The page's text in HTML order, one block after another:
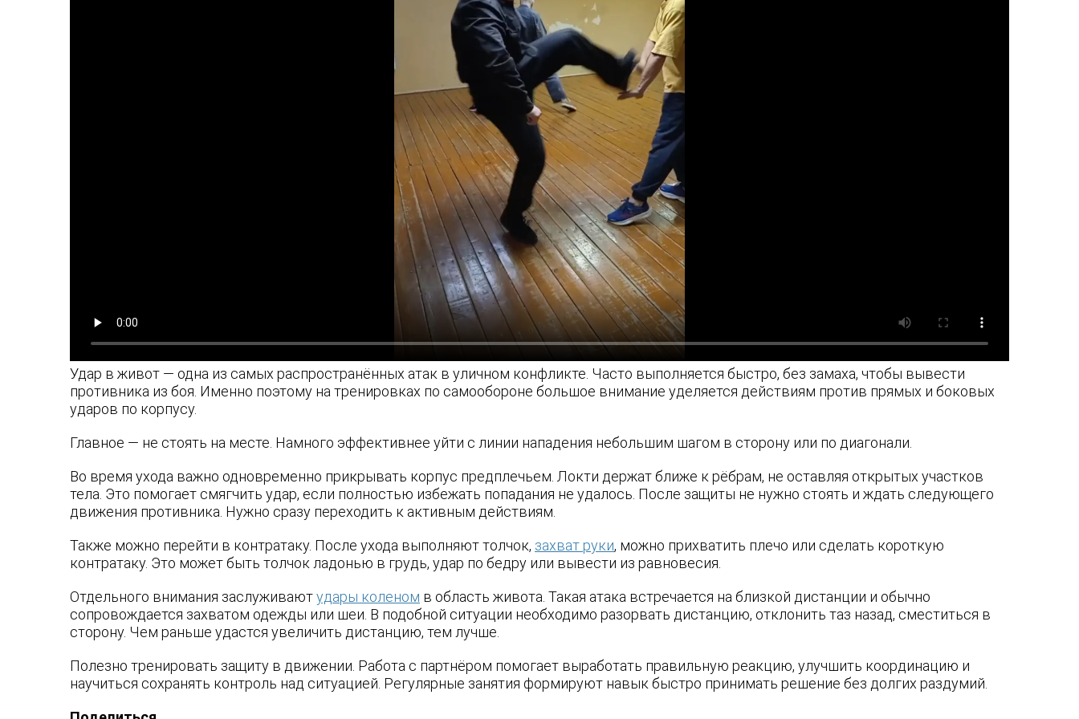
Удар в живот — одна из самых распространённых атак в уличном конфликте. Часто выполняется быстро, без замаха, чтобы вывести
противника из боя. Именно поэтому на тренировках по самообороне большое внимание уделяется действиям против прямых и боковых
ударов по корпусу.
Главное — не стоять на месте. Намного эффективнее уйти с линии нападения небольшим шагом в сторону или по диагонали.
Во время ухода важно одновременно прикрывать корпус предплечьем. Локти держат ближе к рёбрам, не оставляя открытых участков
тела. Это помогает смягчить удар, если полностью избежать попадания не удалось. После защиты не нужно стоять и ждать следующего
движения противника. Нужно сразу переходить к активным действиям.
Также можно перейти в контратаку. После ухода выполняют толчок, захват руки, можно прихватить плечо или сделать короткую
контратаку. Это может быть толчок ладонью в грудь, удар по бедру или вывести из равновесия.
Отдельного внимания заслуживаютудары коленом в область живота. Такая атака встречается на близкой дистанции и обычно
сопровождается захватом одежды или шеи. В подобной ситуации необходимо разорвать дистанцию, отклонить таз назад, сместиться в
сторону. Чем раньше удастся увеличить дистанцию, тем лучше.
Полезно тренировать защиту в движении. Работа с партнёром помогает выработать правильную реакцию, улучшить координацию и
научиться сохранять контроль над ситуацией. Регулярные занятия формируют навык быстро принимать решение без долгих раздумий.